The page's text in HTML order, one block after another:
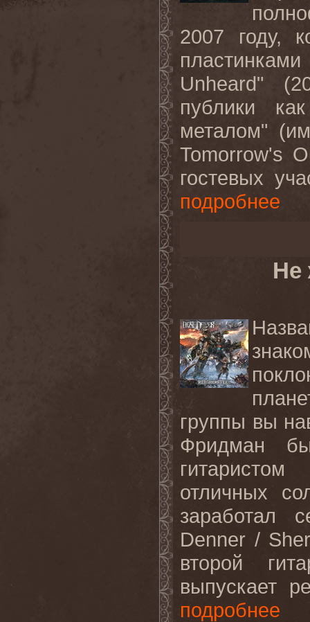
2007 году,
Unheard"
публики
металом"
Tomorrow's
гостевых
подробнее
Не
группы вы
Фридман
отличных
заработал
Denner /
второй
выпускает
подробнее